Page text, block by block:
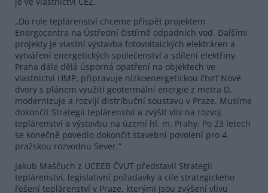
„Do role teplárenství chceme přispět projektem
Energocentra na Ústřední čistírně odpadních vod. Dalšími
projekty je vlastní výstavba fotovoltaických elektráren a
vytváření energetických společenství a sdílení elektřiny.
Praha dále dělá úsporná opatření na objektech ve
vlastnictví HMP, připravuje nízkoenergetickou čtvrť Nové
dvory s plánem využití geotermální energie z metra D,
modernizuje a rozvíjí distribuční soustavu v Praze. Musíme
dokončit Strategii teplárenství a zvýšit vliv na rozvoj
teplárenství a výstavbu na území hl. m. Prahy. Po 23 letech
se konečně povedlo dokončit stavební povolení pro 4.
pražskou rozvodnu Sever.“
Jakub Maščuch z UCEEB ČVUT představil Strategii
teplárenství, legislativní požadavky a cíle strategického
řešení teplárenství v Praze, kterými jsou zvýšení vlivu